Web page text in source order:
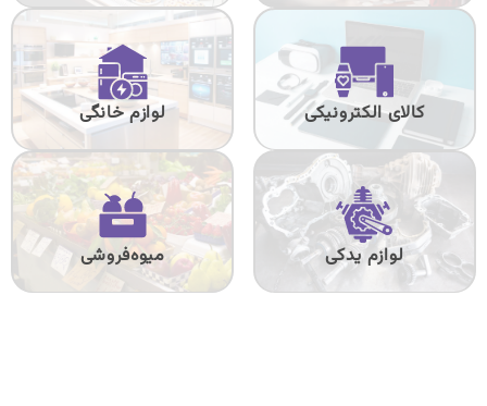
کالای الکترونیکی لوازم خانگی
لوازم یدکی میوه‌فروشی